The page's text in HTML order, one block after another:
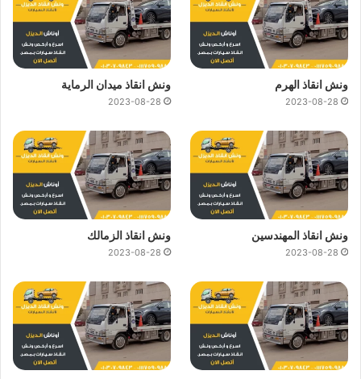
ونش انقاذ الهرم
2023-08-28
ونش انقاذ ميدان الرماية
2023-08-28
ونش انقاذ المهندسين
2023-08-28
ونش انقاذ الزمالك
2023-08-28